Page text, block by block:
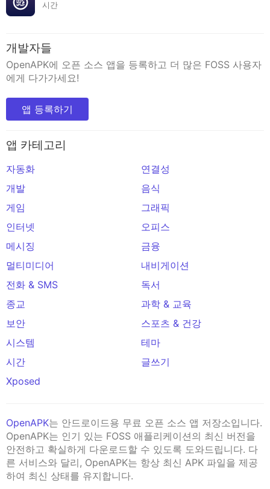
시간
개발자들
OpenAPK에 오픈 소스 앱을 등록하고 더 많은 FOSS 사용자
에게 다가가세요!
앱 등록하기
앱 카테고리
자동화
연결성
개발
음식
게임
그래픽
인터넷
오피스
메시징
금융
멀티미디어
내비게이션
전화 & SMS
독서
종교
과학 & 교육
보안
스포츠 & 건강
시스템
테마
시간
글쓰기
Xposed
OpenAPK는 안드로이드용 무료 오픈 소스 앱 저장소입니다.
OpenAPK는 인기 있는 FOSS 애플리케이션의 최신 버전을
안전하고 확실하게 다운로드할 수 있도록 도와드립니다. 다
른 서비스와 달리, OpenAPK는 항상 최신 APK 파일을 제공
하여 최신 상태를 유지합니다.